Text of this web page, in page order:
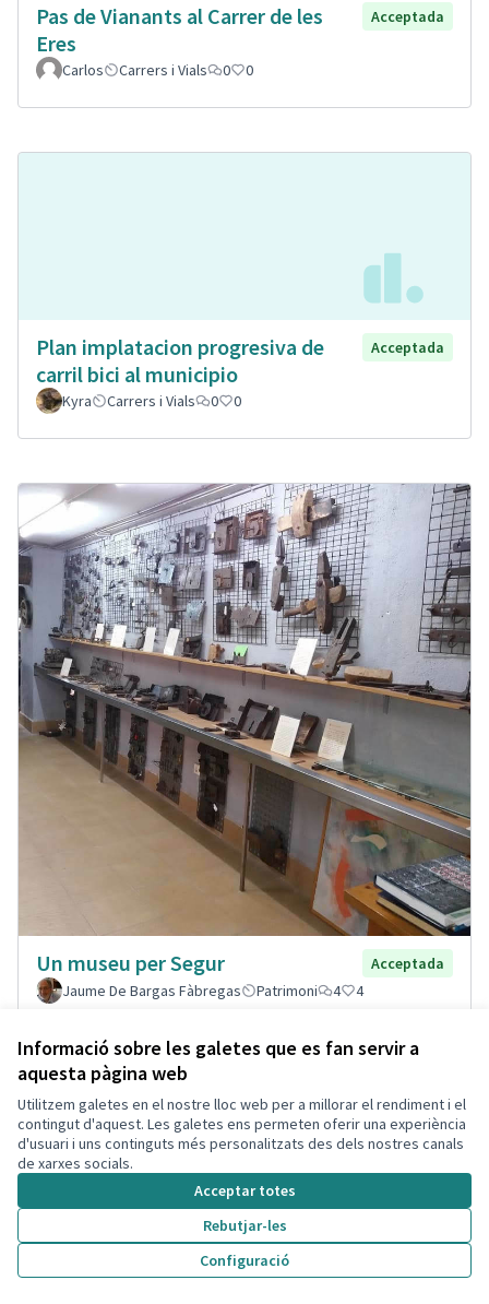
Informació sobre les galetes que es fan servir a
aquesta pàgina web
Utilitzem galetes en el nostre lloc web per a millorar el rendiment i el
contingut d'aquest. Les galetes ens permeten oferir una experiència
d'usuari i uns continguts més personalitzats des dels nostres canals
de xarxes socials.
Acceptar totes
Rebutjar-les
Configuració
Pas de Vianants al Carrer de les
Eres
Acceptada
Carlos Carrers i Vials 0 0
Plan implatacion progresiva de
carril bici al municipio
Acceptada
Kyra Carrers i Vials 0 0
Un museu per Segur
Acceptada
Jaume De Bargas Fàbregas
Patrimoni 4 4
Punts de cangurs per a famílies